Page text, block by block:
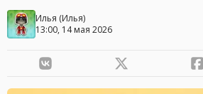
Илья (Илья)
13:00, 14 мая 2026